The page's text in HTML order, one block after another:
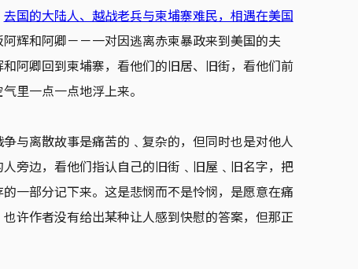
去国的大陆人、越战老兵与柬埔寨难民，相遇在美国
辉和阿卿－－一对因逃离赤柬暴政来到美国的夫
阿卿回到柬埔寨，看他们的旧居、旧街，看他们前
里一点一点地浮上来。
与离散故事是痛苦的﹑复杂的，但同时也是对他人
旁边，看他们指认自己的旧街﹑旧屋﹑旧名字，把
一部分记下来。这是悲悯而不是怜悯，是愿意在痛
许作者没有给出某种让人感到快慰的答案，但那正